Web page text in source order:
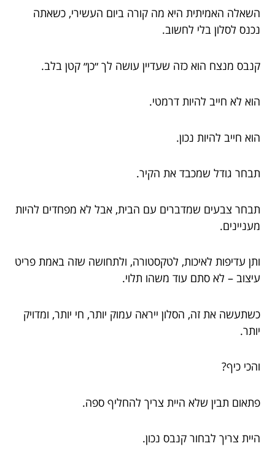
השאלה האמיתית היא מה קורה ביום העשירי, כשאתה
נכנס לסלון בלי לחשוב.
קנבס מנצח הוא כזה שעדיין עושה לך ״כן״ קטן בלב.
הוא לא חייב להיות דרמטי.
הוא חייב להיות נכון.
תבחר גודל שמכבד את הקיר.
תבחר צבעים שמדברים עם הבית, אבל לא מפחדים להיות
מעניינים.
ותן עדיפות לאיכות, לטקסטורה, ולתחושה שזה באמת פריט
עיצוב – לא סתם עוד משהו תלוי.
כשתעשה את זה, הסלון ייראה עמוק יותר, חי יותר, ומדויק
יותר.
והכי כיף?
פתאום תבין שלא היית צריך להחליף ספה.
היית צריך לבחור קנבס נכון.